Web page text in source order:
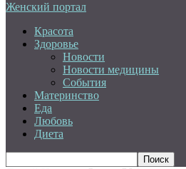
Женский портал
Красота
Здоровье
Новости
Новости медицины
События
Материнство
Еда
Любовь
Диета